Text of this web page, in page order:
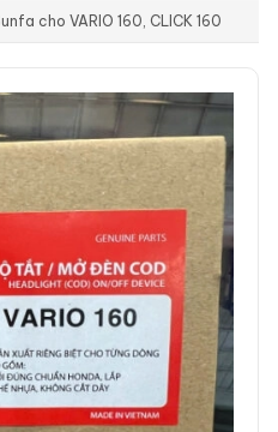
cho VARIO 160, CLICK 160